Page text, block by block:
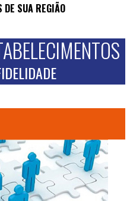
DE SUA REGIÃO